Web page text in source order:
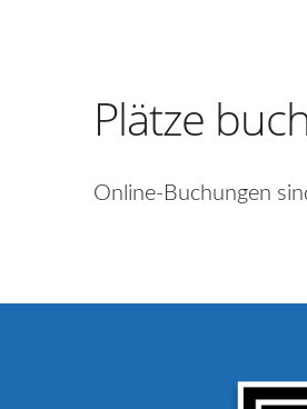
Plätze
Online-Buchungen